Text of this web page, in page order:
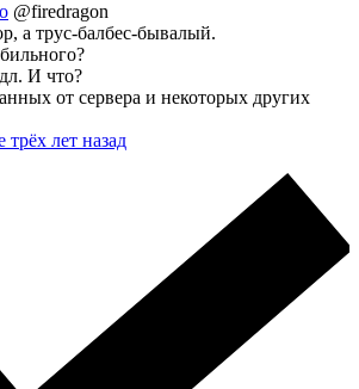
@firedragon
а трус-балбес-бывалый.
И что?
от сервера и некоторых других
трёх лет назад